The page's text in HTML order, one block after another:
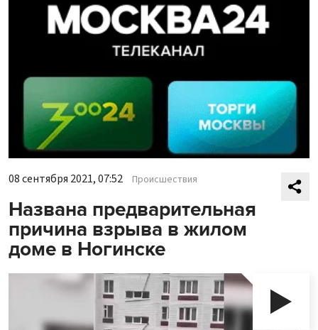
08 сентября 2021, 07:52 Происшествия
Названа предварительная
причина взрыва в жилом
доме в Ногинске